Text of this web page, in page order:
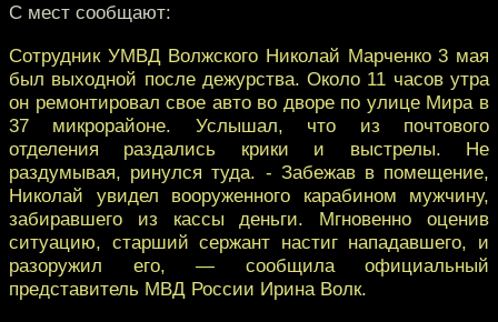
С мест сообщают:
Сотрудник УМВД Волжского Николай Марченко 3 мая
был выходной после дежурства. Около 11 часов утра
он ремонтировал свое авто во дворе по улице Мира в
37 микрорайоне. Услышал, что из почтового
отделения раздались крики и выстрелы. Не
раздумывая, ринулся туда. - Забежав в помещение,
Николай увидел вооруженного карабином мужчину,
забиравшего из кассы деньги. Мгновенно оценив
ситуацию, старший сержант настиг нападавшего, и
разоружил его, — сообщила официальный
представитель МВД России Ирина Волк.